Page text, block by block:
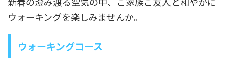
ウォーキングを楽しみませんか。
ウォーキングコース